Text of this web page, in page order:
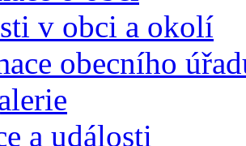
v obci a okolí
obecního
a události